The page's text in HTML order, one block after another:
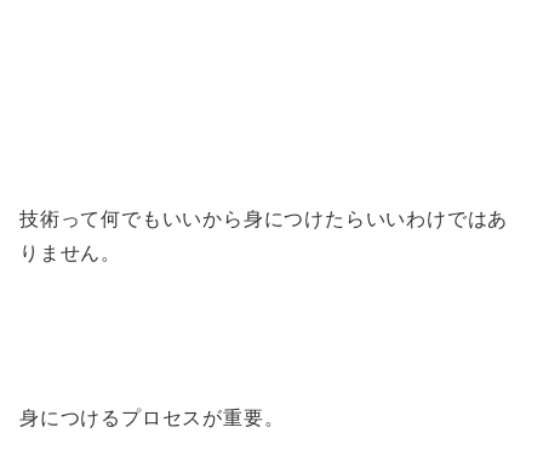
技術って何でもいいから身につけたらいいわけではあ
りません。
身につけるプロセスが重要。